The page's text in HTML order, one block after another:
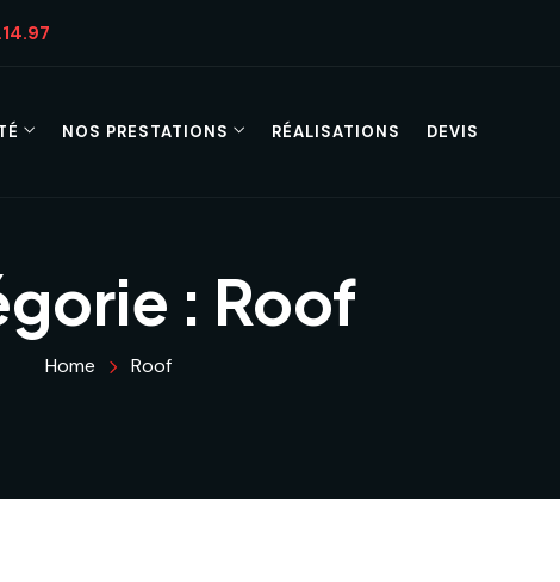
NOS PRESTATIONS RÉALISATIONS DEVIS
: Roof
Home Roof